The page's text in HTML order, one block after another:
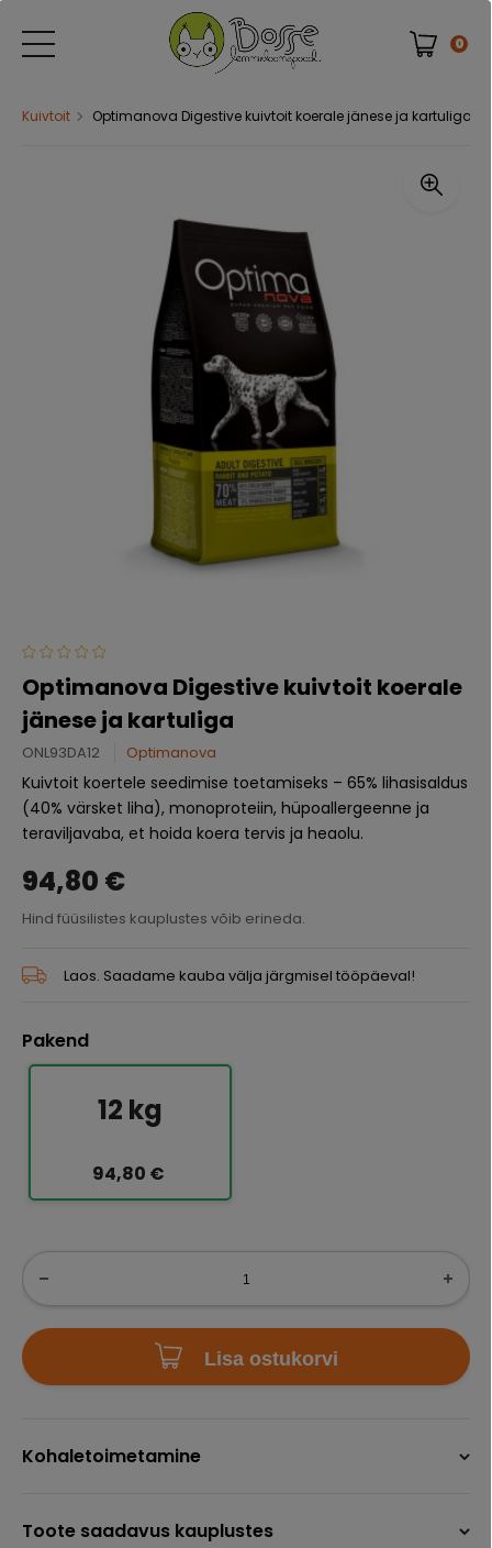
0
Kuivtoit Optimanova Digestive kuivtoit koerale jänese ja kartuliga
Optimanova Digestive kuivtoit koerale
jänese ja kartuliga
ONL93DA12 Optimanova
Kuivtoit koertele seedimise toetamiseks – 65% lihasisaldus
(40% värsket liha), monoproteiin, hüpoallergeenne ja
teraviljavaba, et hoida koera tervis ja heaolu.
94,80 €
Hind füüsilistes kauplustes võib erineda.
Laos. Saadame kauba välja järgmisel tööpäeval!
Pakend
12 kg
94,80 €
Lisa ostukorvi
Kohaletoimetamine
Toote saadavus kauplustes